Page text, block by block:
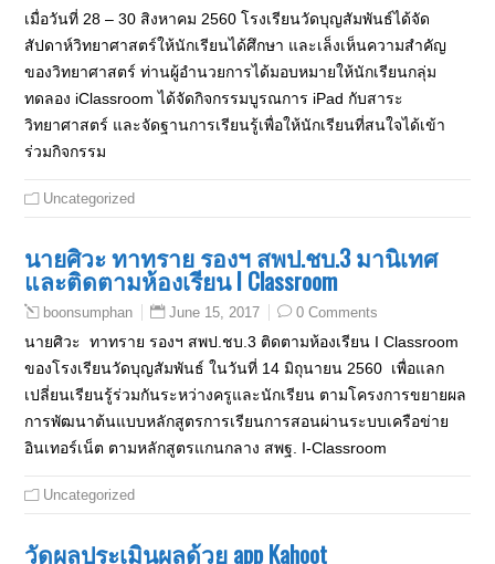
เมื่อวันที่ 28 – 30 สิงหาคม 2560 โรงเรียนวัดบุญสัมพันธ์ได้จัด
สัปดาห์วิทยาศาสตร์ให้นักเรียนได้ศึกษา และเล็งเห็นความสำคัญ
ของวิทยาศาสตร์ ท่านผู้อำนวยการได้มอบหมายให้นักเรียนกลุ่ม
ทดลอง iClassroom ได้จัดกิจกรรมบูรณการ iPad กับสาระ
วิทยาศาสตร์ และจัดฐานการเรียนรู้เพื่อให้นักเรียนที่สนใจได้เข้า
ร่วมกิจกรรม
Uncategorized
นายศิวะ ทาทราย รองฯ สพป.ชบ.3 มานิเทศ
และติดตามห้องเรียน I Classroom
boonsumphan June 15, 2017 0 Comments
นายศิวะ ทาทราย รองฯ สพป.ชบ.3 ติดตามห้องเรียน I Classroom
ของโรงเรียนวัดบุญสัมพันธ์ ในวันที่ 14 มิถุนายน 2560 เพื่อแลก
เปลี่ยนเรียนรู้ร่วมกันระหว่างครูและนักเรียน ตามโครงการขยายผล
การพัฒนาต้นแบบหลักสูตรการเรียนการสอนผ่านระบบเครือข่าย
อินเทอร์เน็ต ตามหลักสูตรแกนกลาง สพฐ. I-Classroom
Uncategorized
วัดผลประเมินผลด้วย app Kahoot